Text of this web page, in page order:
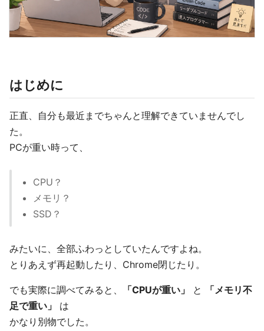
はじめに
正直、自分も最近までちゃんと理解できていませんでし
た。
PCが重い時って、
CPU？
メモリ？
SSD？
みたいに、全部ふわっとしていたんですよね。
とりあえず再起動したり、Chrome閉じたり。
でも実際に調べてみると、 「CPUが重い」 と
「メモリ不
足で重い」
は
かなり別物でした。